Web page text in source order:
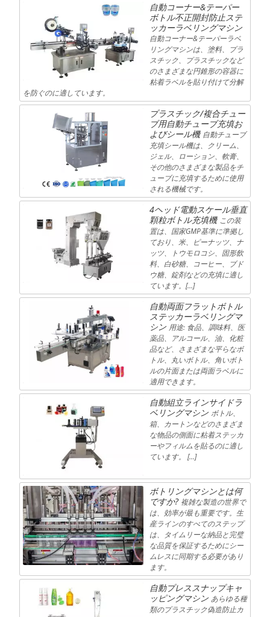
自動コーナー&テーパー
ボトル不正開封防止ステ
ッカーラベリングマシン
自動コーナー&テーパーラベ
リングマシンは、塗料、プラ
スチック、プラスチックなど
のさまざまな円錐形の容器に
粘着ラベルを貼り付けて分解
を防ぐのに適しています。
プラスチック/複合チュー
ブ用自動チューブ充填お
よびシール機 自動チューブ
充填シール機は、クリーム、
ジェル、ローション、軟膏、
その他のさまざまな製品をチ
ューブに充填するために使用
される機械です。
4ヘッド電動スケール垂直
顆粒ボトル充填機 この装
置は、国家GMP基準に準拠し
ており、米、ピーナッツ、ナ
ッツ、トウモロコシ、固形飲
料、白砂糖、コーヒー、ブド
ウ糖、錠剤などの充填に適し
ています。[…]
自動両面フラットボトル
ステッカーラベリングマ
シン 用途: 食品、調味料、医
薬品、アルコール、油、化粧
品など、さまざまな平らなボ
トル、丸いボトル、角いボト
ルの片面または両面ラベルに
適用できます。
自動組立ラインサイドラ
ベリングマシン ボトル、
箱、カートンなどのさまざま
な物品の側面に粘着ステッカ
ーやフィルムを貼るのに適し
ています。 […]
ボトリングマシンとは何
ですか? 複雑な製造の世界で
は、効率が最も重要です。生
産ラインのすべてのステップ
は、タイムリーな納品と完璧
な品質を保証するためにシー
ムレスに同期する必要があり
ます。
自動プレススナップキャ
ッピングマシン あらゆる種
類のプラスチック偽造防止カ